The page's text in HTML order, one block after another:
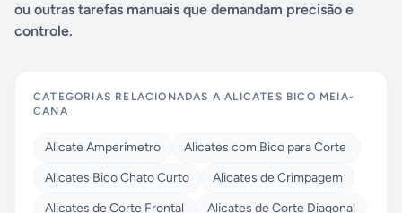
ou outras tarefas manuais que demandam precisão e
controle.
CATEGORIAS RELACIONADAS AALICATES BICO MEIA-
CANA
Alicate Amperímetro
Alicates com Bico para Corte
Alicates Bico Chato Curto
Alicates de Crimpagem
Alicates de Corte Frontal
Alicates de Corte Diagonal